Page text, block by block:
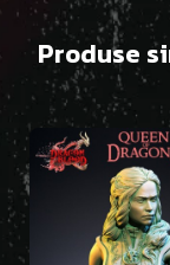
Produse